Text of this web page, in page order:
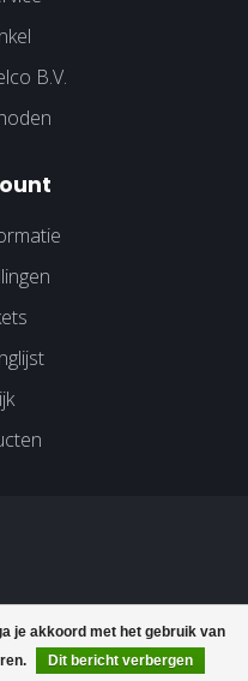
je akkoord met het gebruik van
Dit bericht verbergen
B.V.
- Powered byLightspeed-
Dyvelopment